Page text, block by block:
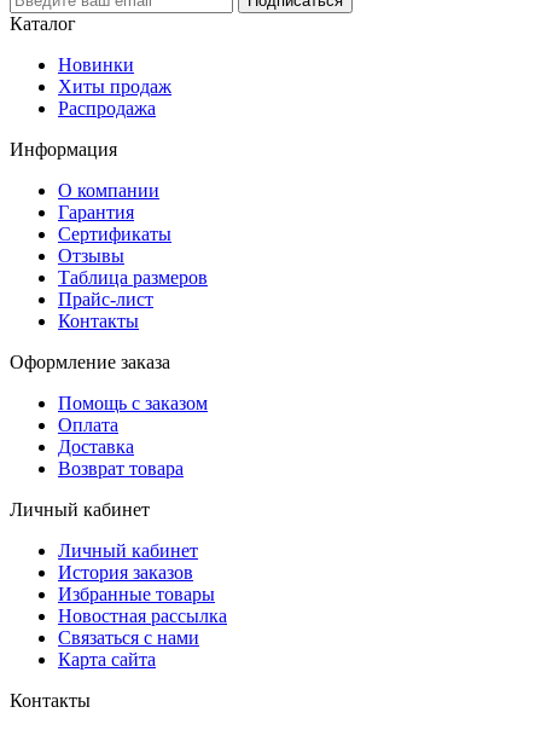
Каталог
Новинки
Хиты продаж
Распродажа
Информация
О компании
Гарантия
Сертификаты
Отзывы
Таблица размеров
Прайс-лист
Контакты
Оформление заказа
Помощь с заказом
Оплата
Доставка
Возврат товара
Личный кабинет
Личный кабинет
История заказов
Избранные товары
Новостная рассылка
Связаться с нами
Карта сайта
Контакты